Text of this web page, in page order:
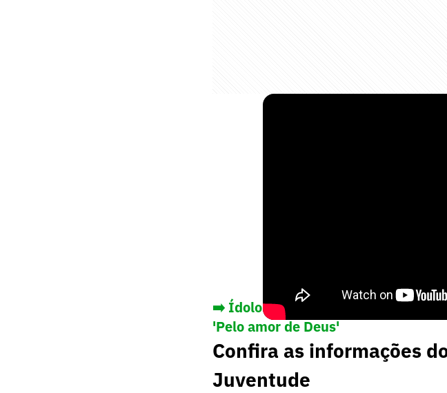
➡️ Ídolo do Internacional pede ao
'Pelo amor de Deus'
Confira as informações
Juventude